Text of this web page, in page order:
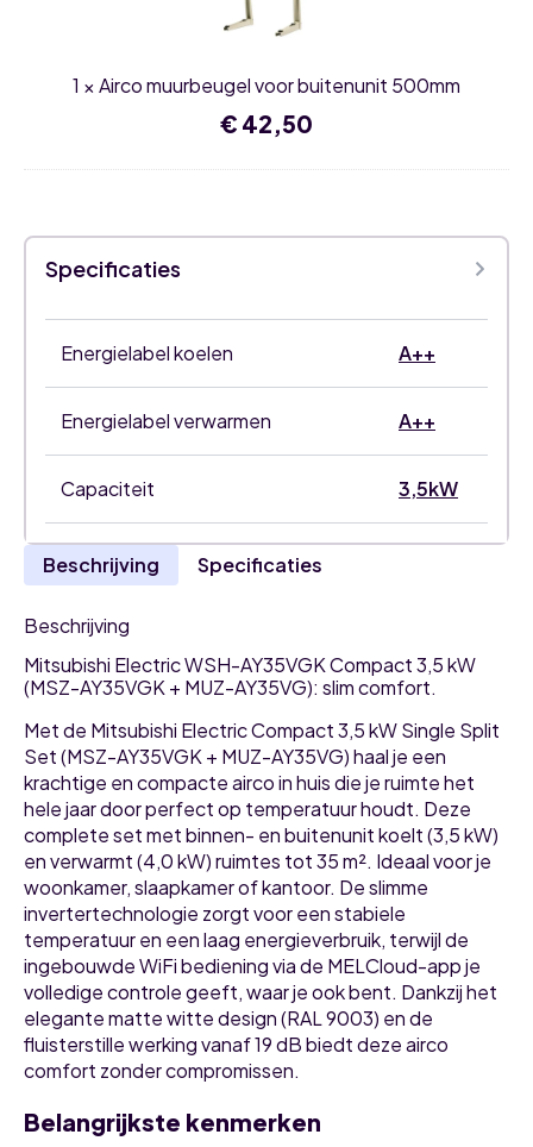
500mm
1 ×Airco muurbeugel voor buitenunit 500mm
€ 42,50
Specificaties
Energielabel koelen A++
Energielabel verwarmen A++
Capaciteit 3,5kW
Beschrijving Specificaties
Beschrijving
Mitsubishi Electric WSH-AY35VGK Compact 3,5 kW
(MSZ-AY35VGK + MUZ-AY35VG): slim comfort.
Met de Mitsubishi Electric Compact 3,5 kW Single Split
Set (MSZ-AY35VGK + MUZ-AY35VG) haal je een
krachtige en compacte airco in huis die je ruimte het
hele jaar door perfect op temperatuur houdt. Deze
complete set met binnen- en buitenunit koelt (3,5 kW)
en verwarmt (4,0 kW) ruimtes tot 35 m². Ideaal voor je
woonkamer, slaapkamer of kantoor. De slimme
invertertechnologie zorgt voor een stabiele
temperatuur en een laag energieverbruik, terwijl de
ingebouwde WiFi bediening via de MELCloud-app je
volledige controle geeft, waar je ook bent. Dankzij het
elegante matte witte design (RAL 9003) en de
fluisterstille werking vanaf 19 dB biedt deze airco
comfort zonder compromissen.
Belangrijkste kenmerken